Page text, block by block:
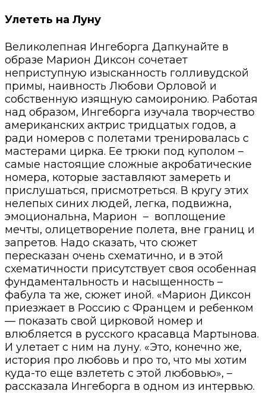
Улететь на Луну
Великолепная Ингеборга Дапкунайте в
образе Марион Диксон сочетает
неприступную изысканность голливудской
примы, наивность Любови Орловой и
собственную изящную самоиронию. Работая
над образом, Ингеборга изучала творчество
американских актрис тридцатых годов, а
ради номеров с полетами тренировалась с
мастерами цирка. Ее трюки под куполом –
самые настоящие сложные акробатические
номера, которые заставляют замереть и
прислушаться, присмотреться. В кругу этих
нелепых синих людей, легка, подвижна,
эмоциональна, Марион – воплощение
мечты, олицетворение полета, вне границ и
запретов. Надо сказать, что сюжет
пересказан очень схематично, и в этой
схематичности присутствует своя особенная
фундаментальность и насыщенность –
фабула та же, сюжет иной. «Марион Диксон
приезжает в Россию с Францем и ребенком
— показать свой цирковой номер и
влюбляется в русского красавца Мартынова.
И улетает с ним на луну. «Это, конечно же,
история про любовь и про то, что мы хотим
куда-то еще взлететь с этой любовью», –
рассказала Ингеборга в одном из интервью.